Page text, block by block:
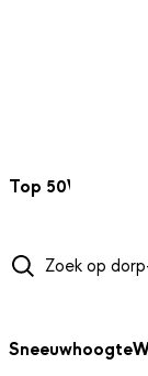
Top 50Webcams
Sneeuwhoogte